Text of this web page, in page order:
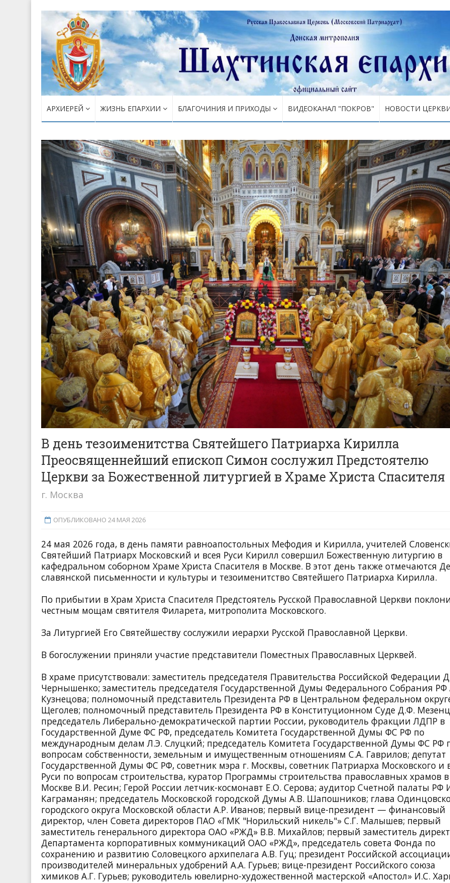
АРХИЕРЕЙ ЖИЗНЬ ЕПАРХИИ БЛАГОЧИНИЯ И ПРИХОДЫ ВИДЕОКАНАЛ "ПОКРОВ" НОВОСТИ
В день тезоименитства Святейшего Патриарха Кирилла
Преосвященнейший епископ Симон сослужил Предстоятелю
Церкви за Божественной литургией в Храме Христа Спасителя
г. Москва
ОПУБЛИКОВАНО 24 МАЯ 2026
24 мая 2026 года, в день памяти равноапостольных Мефодия и Кирилла, учителей
Святейший Патриарх Московский и всея Руси Кирилл совершил Божественную литургию в
кафедральном соборном Храме Христа Спасителя в Москве. В этот день также отмечаются
славянской письменности и культуры и тезоименитство Святейшего Патриарха Кирилла.
По прибытии в Храм Христа Спасителя Предстоятель Русской Православной Церкви
честным мощам святителя Филарета, митрополита Московского.
За Литургией Его Святейшеству сослужили иерархи Русской Православной Церкви.
В богослужении приняли участие представители Поместных Православных Церквей.
В храме присутствовали: заместитель председателя Правительства Российской Федерации
Чернышенко; заместитель председателя Государственной Думы Федерального Собрания
Кузнецова; полномочный представитель Президента РФ в Центральном федеральном
Щеголев; полномочный представитель Президента РФ в Конституционном Суде Д.Ф.
председатель Либерально-демократической партии России, руководитель фракции ЛДПР в
Государственной Думе ФС РФ, председатель Комитета Государственной Думы ФС РФ по
международным делам Л.Э. Слуцкий; председатель Комитета Государственной Думы ФС РФ
вопросам собственности, земельным и имущественным отношениям С.А. Гаврилов; депутат
Государственной Думы ФС РФ, советник мэра г. Москвы, советник Патриарха Московского и
Руси по вопросам строительства, куратор Программы строительства православных храмов в
Москве В.И. Ресин; Герой России летчик-космонавт Е.О. Серова; аудитор Счетной палаты РФ
Каграманян; председатель Московской городской Думы А.В. Шапошников; глава
городского округа Московской области А.Р. Иванов; первый вице-президент — финансовый
директор, член Совета директоров ПАО «ГМК "Норильский никель"» С.Г. Малышев; первый
заместитель генерального директора ОАО «РЖД» В.В. Михайлов; первый заместитель
Департамента корпоративных коммуникаций ОАО «РЖД», председатель совета Фонда по
сохранению и развитию Соловецкого архипелага А.В. Гуц; президент Российской
производителей минеральных удобрений А.А. Гурьев; вице-президент Российского союза
химиков А.Г. Гурьев; руководитель ювелирно-художественной мастерской «Апостол» И.С.